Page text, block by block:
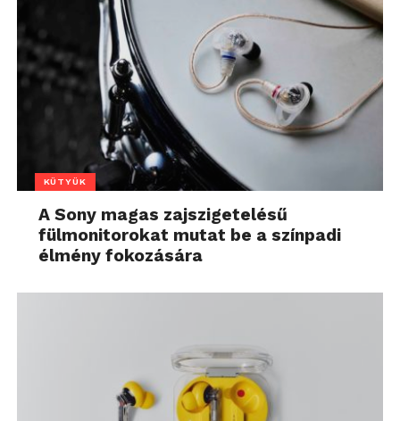
KÜTYÜK
A Sony magas zajszigetelésű
fülmonitorokat mutat be a színpadi
élmény fokozására